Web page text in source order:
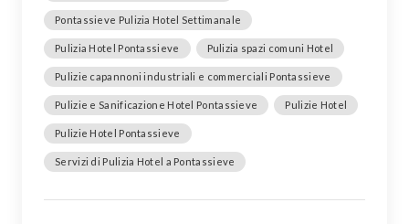
Pontassieve Pulizia Hotel Settimanale
Pulizia Hotel Pontassieve Pulizia spazi comuni Hotel
Pulizie capannoni industriali e commerciali Pontassieve
Pulizie e Sanificazione Hotel Pontassieve Pulizie Hotel
Pulizie Hotel Pontassieve
Servizi di Pulizia Hotel a Pontassieve